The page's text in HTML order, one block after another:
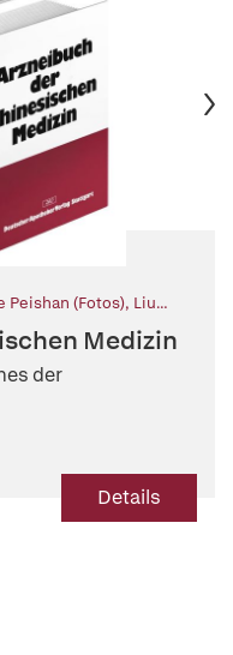
Peishan (Fotos), Liu
,Chen Guangshi
(Illustr.)
Medizin
der
Details